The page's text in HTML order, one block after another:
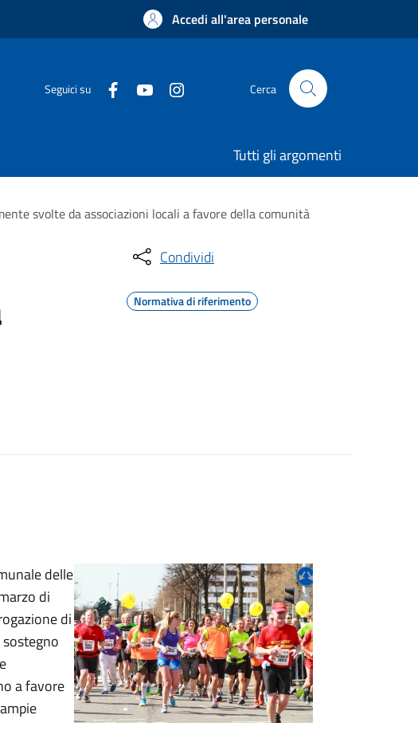
Accedi all'area personale
Seguici su Cerca
Tutti gli argomenti
svolte da associazioni locali a favore della comunità
Condividi
Normativa di riferimento
delle
di
di
sostegno
a favore